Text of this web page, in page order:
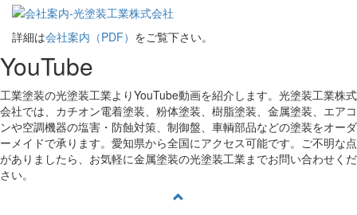
詳細は会社案内（PDF） をご覧下さい。
YouTube
工業塗装の光塗装工業よりYouTube動画を紹介します。光塗装工業株式
会社では、カチオン電着塗装、粉体塗装、樹脂塗装、金属塗装、エアコ
ンや空調機器の塩害・防蝕対策、制御盤、車輌部品などの塗装をオーダ
ーメイドで承ります。愛知県から全国にアクセス可能です。ご不明な点
がありましたら、お気軽に金属塗装の光塗装工業までお問い合わせくだ
さい。